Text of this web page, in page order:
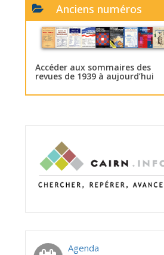
Anciens numéros
Accéder aux sommaires des
revues de 1939 à aujourd’hui
Agenda